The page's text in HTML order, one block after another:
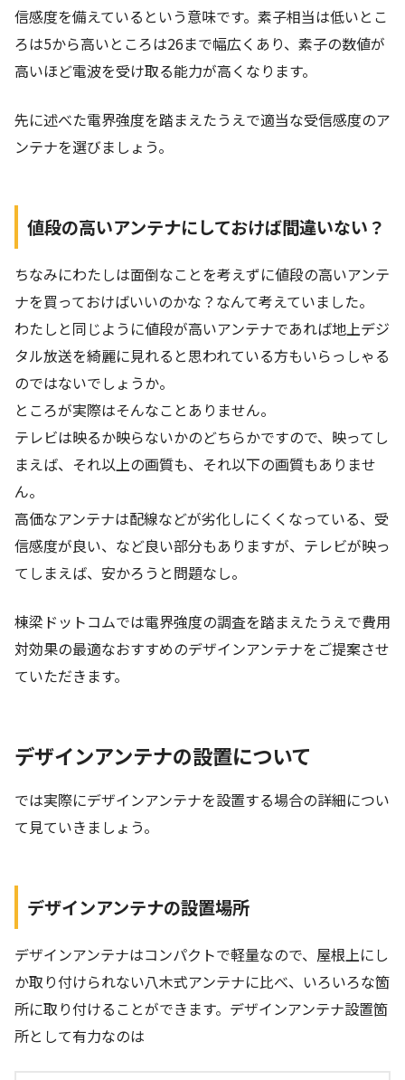
信感度を備えているという意味です。素子相当は低いとこ
ろは5から高いところは26まで幅広くあり、素子の数値が
高いほど電波を受け取る能力が高くなります。
先に述べた電界強度を踏まえたうえで適当な受信感度のア
ンテナを選びましょう。
値段の高いアンテナにしておけば間違いない？
ちなみにわたしは面倒なことを考えずに値段の高いアンテ
ナを買っておけばいいのかな？なんて考えていました。
わたしと同じように値段が高いアンテナであれば地上デジ
タル放送を綺麗に見れると思われている方もいらっしゃる
のではないでしょうか。
ところが実際はそんなことありません。
テレビは映るか映らないかのどちらかですので、映ってし
まえば、それ以上の画質も、それ以下の画質もありませ
ん。
高価なアンテナは配線などが劣化しにくくなっている、受
信感度が良い、など良い部分もありますが、テレビが映っ
てしまえば、安かろうと問題なし。
棟梁ドットコムでは電界強度の調査を踏まえたうえで費用
対効果の最適なおすすめのデザインアンテナをご提案させ
ていただきます。
デザインアンテナの設置について
では実際にデザインアンテナを設置する場合の詳細につい
て見ていきましょう。
デザインアンテナの設置場所
デザインアンテナはコンパクトで軽量なので、屋根上にし
か取り付けられない八木式アンテナに比べ、いろいろな箇
所に取り付けることができます。デザインアンテナ設置箇
所として有力なのは